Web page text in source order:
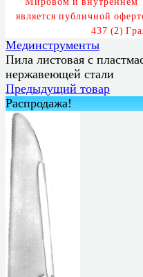
является публичной оферт
437 (2) Гра
Мединструменты
Пила листовая с
нержавеющей стали
Предыдущий товар
Распродажа!